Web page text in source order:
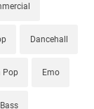
Dancehall
Pop Emo